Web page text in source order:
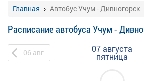
Главная Автобус Учум - Дивногорск
Расписание автобуса Учум -
06 авг 07 августа
пятница